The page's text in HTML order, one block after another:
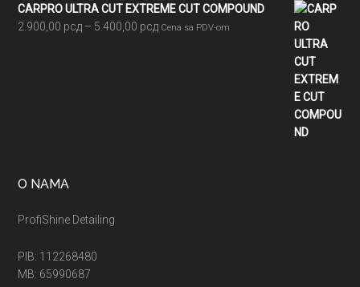
CARPRO ULTRA CUT EXTREME CUT COMPOUND
2.900,00 рсд – 5.400,00 рсдRaspon
Cena sa PDV-om
O NAMA
ProfiShine Detailing
PIB: 112268480
MB: 65990687